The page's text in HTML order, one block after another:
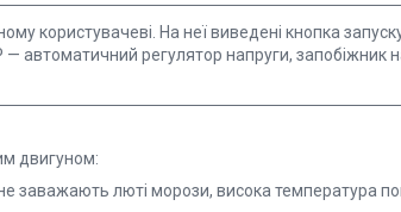
користувачеві. На неї виведені кнопка
автоматичний регулятор напруги, запобіжник
двигуном:
заважають люті морози, висока температура